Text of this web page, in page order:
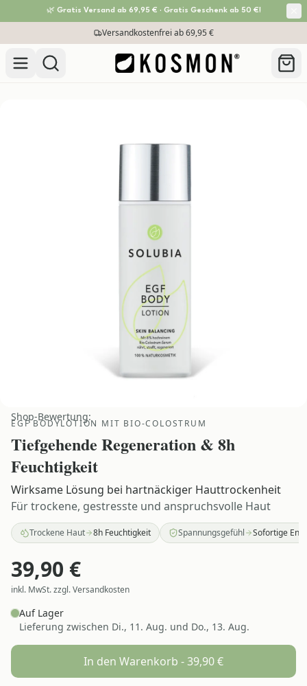
🌿 Gratis Versand ab 69,95 € · Gratis Geschenk ab 50 €!
Zum Inhalt springenVersandkostenfrei ab 69,95 €
Shop-Bewertung:
EGF BODYLOTION MIT BIO-COLOSTRUM
Tiefgehende Regeneration & 8h
Feuchtigkeit
Wirksame Lösung bei hartnäckiger Hauttrockenheit
Für trockene, gestresste und anspruchsvolle Haut
Trockene Haut 8h Feuchtigkeit Spannungsgefühl Sofortige
39,90 €
inkl. MwSt. zzgl. Versandkosten
Auf Lager
Lieferung zwischen Di., 11. Aug. und Do., 13. Aug.
In den Warenkorb -39,90€